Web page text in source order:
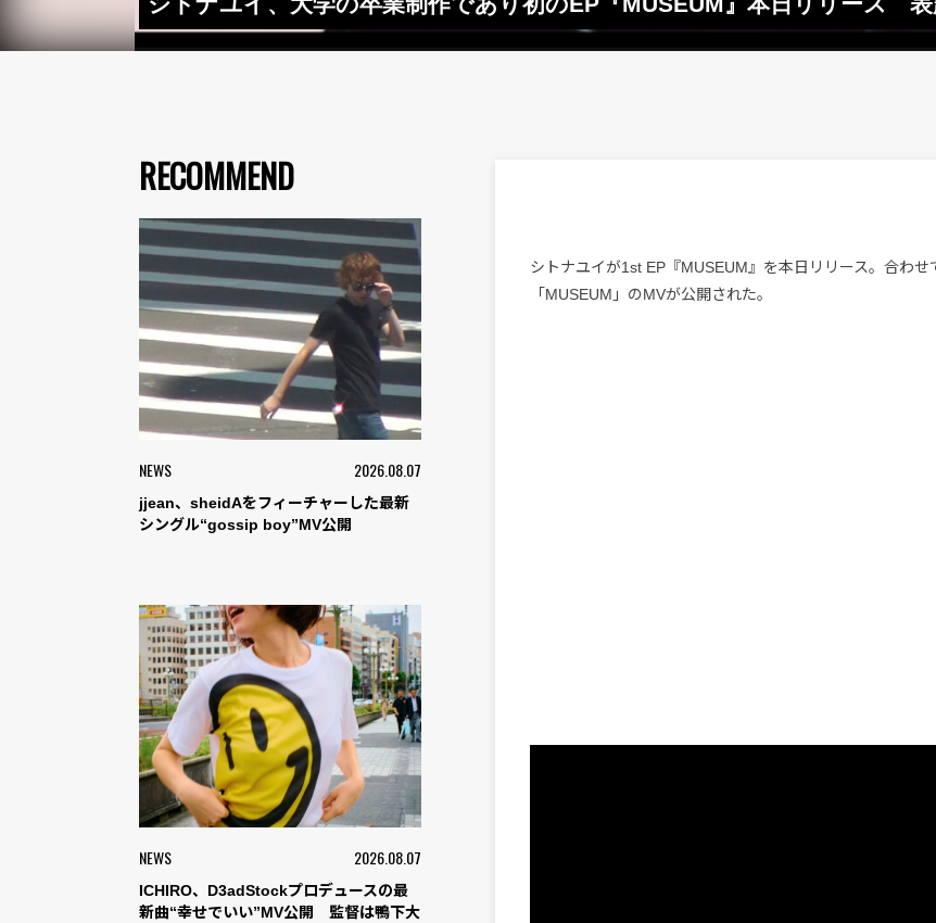
RECOMMEND
NEWS 2026.08.07
jjean、sheidAをフィーチャーした最新
シングル“gossip boy”MV公開
NEWS 2026.08.07
ICHIRO、D3adStockプロデュースの最
新曲“幸せでいい”MV公開 監督は鴨下大
シトナユイが1st EP『MUSEUM』を本日リリース。合わせ
「MUSEUM」のMVが公開された。